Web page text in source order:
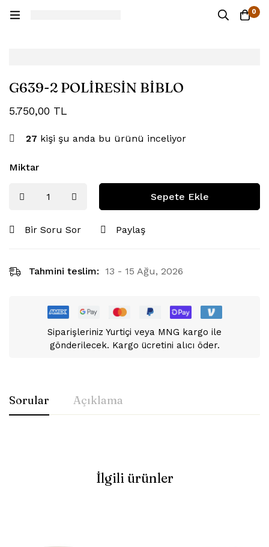
0
G639-2 POLİRESİN BİBLO
5.750,00 TL
27 kişi şu anda bu ürünü inceliyor
Miktar
Sepete Ekle
Bir Soru Sor Paylaş
Tahmini teslim: 13 - 15 Ağu, 2026
Siparişleriniz Yurtiçi veya MNG kargo ile
gönderilecek. Kargo ücretini alıcı öder.
Sorular Açıklama
İlgili ürünler